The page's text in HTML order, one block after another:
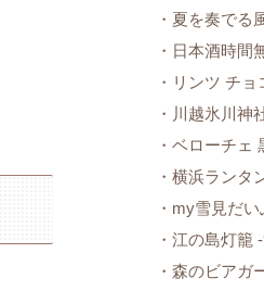
・夏を奏でる
・日本酒時間
・リンツ チ
・川越氷川神
・ベローチェ
・横浜ランタ
・my雪見だ
・江の島灯籠
・森のビアガ